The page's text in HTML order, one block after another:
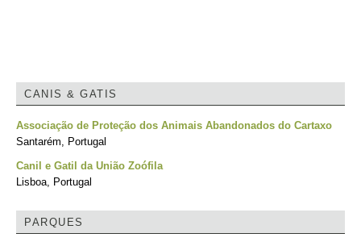
CANIS & GATIS
Associação de Proteção dos Animais Abandonados do Cartaxo
Santarém, Portugal
Canil e Gatil da União Zoófila
Lisboa, Portugal
PARQUES